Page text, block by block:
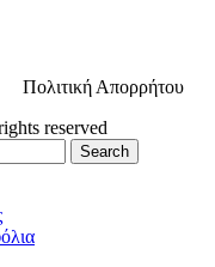
Πολιτική Απορρήτου
reserved
Search